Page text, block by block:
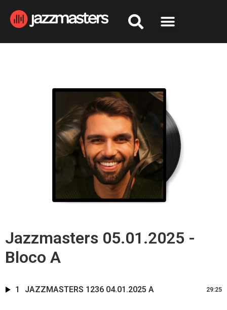
Jazzmasters 05.01.2025 -
Bloco A
1 JAZZMASTERS 1236 04.01.2025 A 29:25